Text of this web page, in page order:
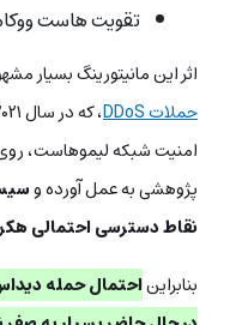
تقویت هاست
اثر این مانیتورینگ بسیار
حملات DDoS
امنیت شبکه لیموهاست،
پژوهشی به عمل آورده و
نقاط دسترسی احتمالی
بنابرایناحتمال حمله‌